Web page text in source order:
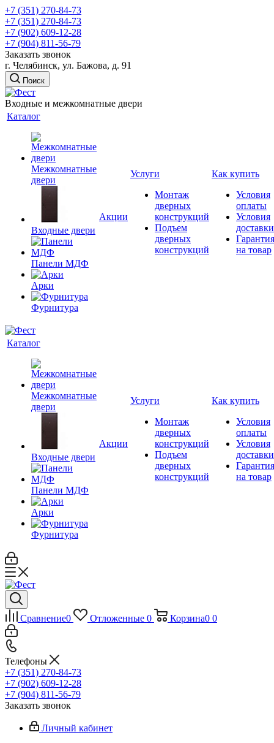
+7 (351) 270-84-73
+7 (351) 270-84-73
+7 (902) 609-12-28
+7 (904) 811-56-79
Заказать звонок
г. Челябинск, ул. Бажова, д. 91
Поиск
Входные и межкомнатные двери
Каталог
Межкомнатные
двери
Входные двери
Панели МДФ
Арки
Фурнитура
Акции
Услуги
Монтаж
дверных
конструкций
Подъем
дверных
конструкций
Как купить
Условия
оплаты
Условия
доставки
Гарантия
на товар
Каталог
Межкомнатные
двери
Входные двери
Панели МДФ
Арки
Фурнитура
Акции
Услуги
Монтаж
дверных
конструкций
Подъем
дверных
конструкций
Как купить
Условия
оплаты
Условия
доставки
Гарантия
на товар
Сравнение0 Отложенные 0 Корзина0 0
Телефоны
+7 (351) 270-84-73
+7 (902) 609-12-28
+7 (904) 811-56-79
Заказать звонок
Личный кабинет